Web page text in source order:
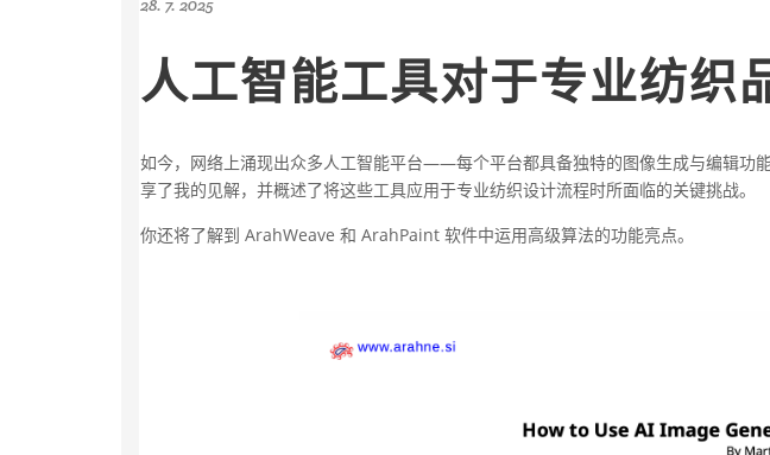
28. 7. 2025
人工智能工具对于专业纺织
如今，网络上涌现出众多人工智能平台——每个平台都具备独特的图像生成与编辑功
享了我的见解，并概述了将这些工具应用于专业纺织设计流程时所面临的关键挑战。
你还将了解到 ArahWeave 和 ArahPaint 软件中运用高级算法的功能亮点。